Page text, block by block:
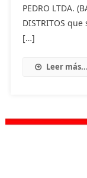
PEDRO LTDA.
DISTRITOS
[…]
Leer más...